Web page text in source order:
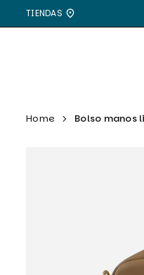
directamente
TIENDAS
Home Bolso manos